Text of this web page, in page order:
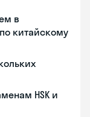
в
китайскому
HSK и